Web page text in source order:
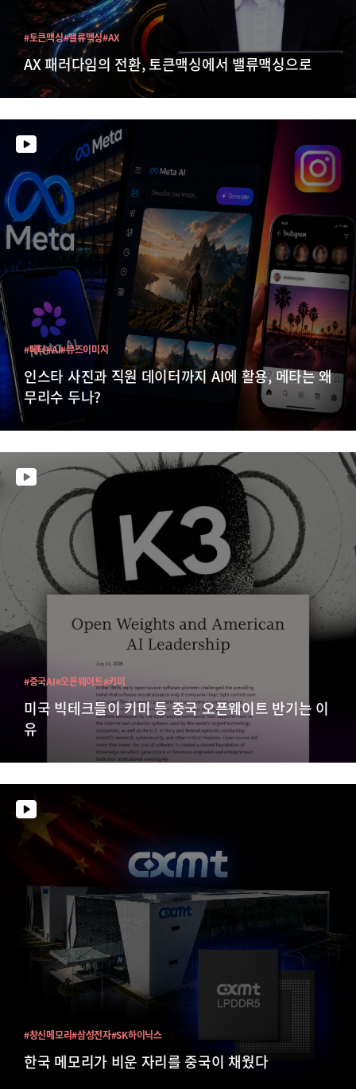
AX 패러다임의 전환, 토큰맥싱에서 밸류맥싱으로
#토큰맥싱#밸류맥싱#AX
인스타 사진과 직원 데이터까지 AI에 활용, 메타는 왜
무리수 두나?
#메타#AI#뮤즈이미지
미국 빅테크들이 키미 등 중국 오픈웨이트 반기는 이
유
#중국AI#오픈웨이트#키미
한국 메모리가 비운 자리를 중국이 채웠다
#창신메모리#삼성전자#SK하이닉스